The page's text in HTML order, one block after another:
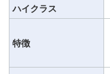
ハイクラス
特徴